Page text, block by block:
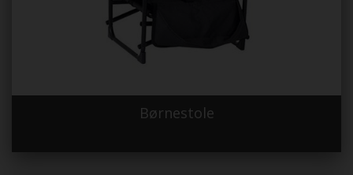
Børnestole